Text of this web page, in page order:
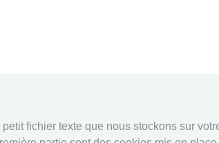
fichier texte que nous stockons sur